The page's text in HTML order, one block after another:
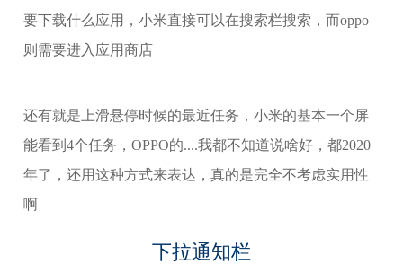
要下载什么应用，小米直接可以在搜索栏搜索，而oppo
则需要进入应用商店
还有就是上滑悬停时候的最近任务，小米的基本一个屏
能看到4个任务，OPPO的....我都不知道说啥好，都2020
年了，还用这种方式来表达，真的是完全不考虑实用性
啊
下拉通知栏